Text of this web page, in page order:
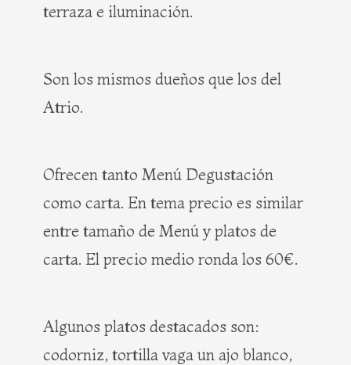
terraza e iluminación.
Son los mismos dueños que los del
Atrio.
Ofrecen tanto Menú Degustación
como carta. En tema precio es similar
entre tamaño de Menú y platos de
carta. El precio medio ronda los 60€.
Algunos platos destacados son:
codorniz, tortilla vaga un ajo blanco,